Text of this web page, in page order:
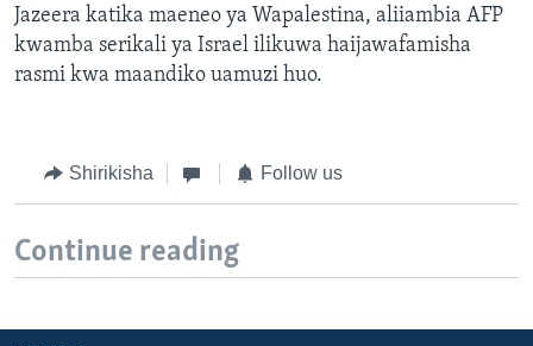
Jazeera katika maeneo ya Wapalestina, aliiambia AFP
kwamba serikali ya Israel ilikuwa haijawafamisha
rasmi kwa maandiko uamuzi huo.
Shirikisha Follow us
Continue reading